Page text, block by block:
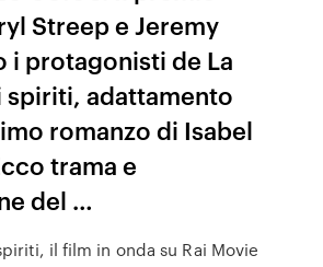
Streep e Jeremy
i protagonisti de La
spiriti, adattamento
romanzo di Isabel
trama e
del …
il film in onda su Rai Movie